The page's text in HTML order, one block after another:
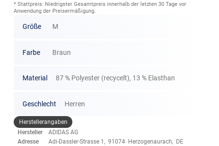
* Stattpreis: Niedrigster Gesamtpreis innerhalb der letzten 30 Tage vor
Anwendung der Preisermäßigung.
Größe M
Farbe Braun
Material 87 % Polyester (recycelt), 13 % Elasthan
Geschlecht Herren
Herstellerangaben
Hersteller
ADIDAS AG
Adresse
Adi-Dassler-Strasse 1, 91074 Herzogenaurach, DE